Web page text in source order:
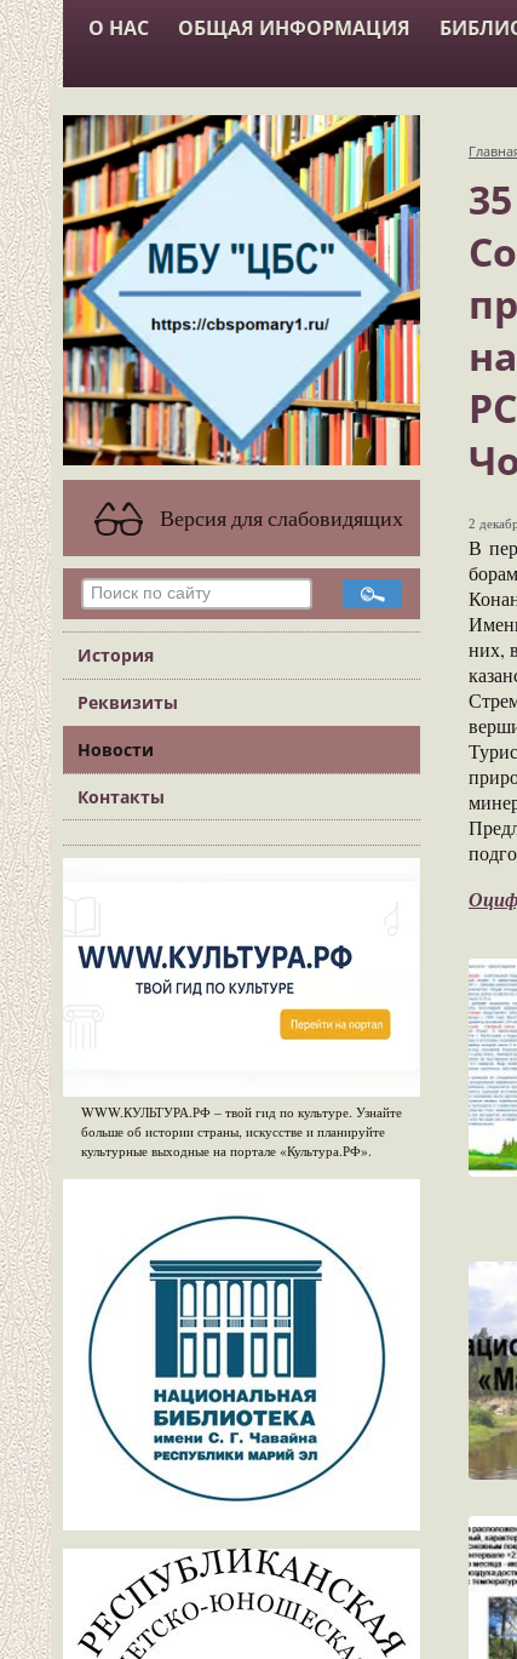
О НАС ОБЩАЯ ИНФОРМАЦИЯ
Версия для слабовидящих
История
Реквизиты
Новости
Контакты
WWW.КУЛЬТУРА.РФ – твой гид по культуре. Узнайте
больше об истории страны, искусстве и планируйте
культурные выходные на портале «Культура.РФ».
2
В
них,